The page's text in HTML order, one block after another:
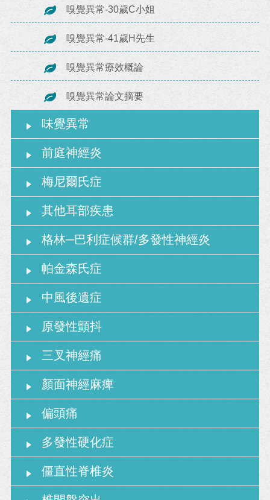
嗅覺異常-30歲C小姐
嗅覺異常-41歲H先生
嗅覺異常療效概論
嗅覺異常論文摘要
味覺異常
前庭神經炎
梅尼爾氏症
其他耳部疾患
格林─巴利症候群/多發性神經炎
帕金森氏症
中風後遺症
原發性顫抖
三叉神經痛
顏面神經麻痺
偏頭痛
多發性硬化症
僵直性脊椎炎